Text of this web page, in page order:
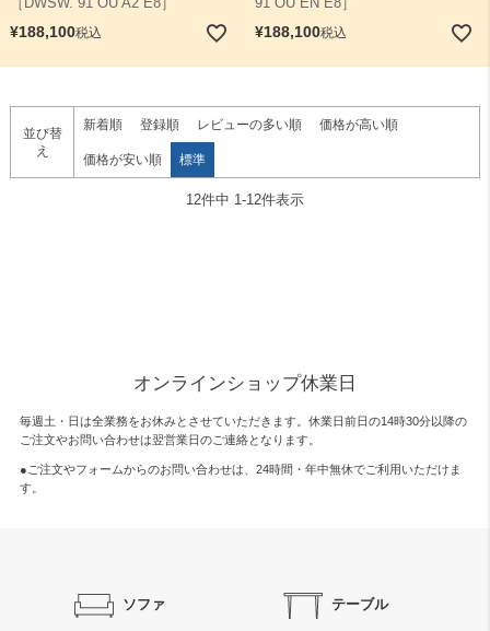
¥188,100税込 ¥188,100税込
並び替
え
新着順 登録順 レビューの多い順 価格が高い順
価格が安い順 標準
12件中 1 -12件表示
オンラインショップ休業日
毎週土・日は全業務をお休みとさせていただきます。休業日前日の14時30分以降の
ご注文やお問い合わせは翌営業日のご連絡となります。
●ご注文やフォームからのお問い合わせは、 24時間・年中無休でご利用いただけま
す。
ソファ テーブル